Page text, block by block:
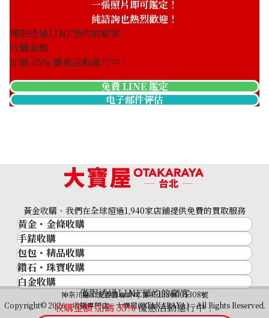
Louis Vuitton Damier Graphite 3D Trio Messenger
收購參考價格
NTD 65,454
一張照片即可鑑定！
純諮詢也熱烈歡迎！
僅限透過LINE預約的顧客
收購金額
加碼35% 優惠活動進行中！
免費 LINE 鑑定
电子邮件评估
僅限透過LINE預約的顧客
收購金額 加碼35%優惠活動進行中！
黃金收購、我們在全球超過1,940家店鋪提供免費的買取服務
黃金・金條收購
黃金與貴金屬
金的錠
金幣
黃金過去10年
黃金飾品
手錶收購
名牌手錶
Rolex
Patek Philippe
Audemars Piguet
包包・精品收購
品牌精品
Cartier
LOUIS VUITTON
Hermès
鑽石・珠寶收購
鑽石･珠寶
祖母綠（翠玉）
白金收購
神奈川縣公安委員會許可 第451380001308號
Copyright© 2026 收購專門店—大寶屋(OTAKARAYA) All Rights Reserved.